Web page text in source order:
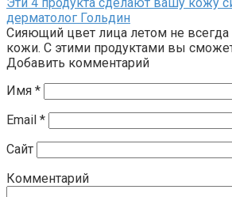
дерматолог Гольдин
Сияющий цвет лица летом не всегда
кожи. С этими продуктами вы
Добавить комментарий
Имя *
Email *
Сайт
Комментарий